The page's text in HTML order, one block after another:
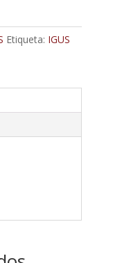
Etiqueta: IGUS